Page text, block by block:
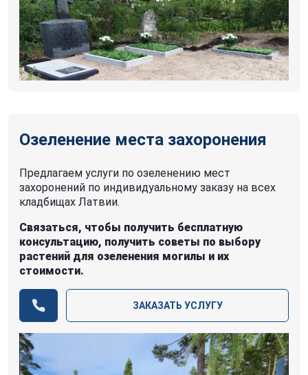
Озеленение места захоронения
Предлагаем услуги по озеленению мест
захоронений по индивидуальному заказу на всех
кладбищах Латвии.
Связаться, чтобы получить бесплатную
консультацию, получить советы по выбору
растений для озеленения могилы и их
стоимости.
ЗАКАЗАТЬ УСЛУГУ